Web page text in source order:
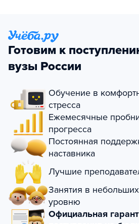
Готовим к
вузы России
Обучение в
стресса
Ежемесячные
прогресса
Постоянная
наставника
Лучшие
Занятия в
уровню
Официальная